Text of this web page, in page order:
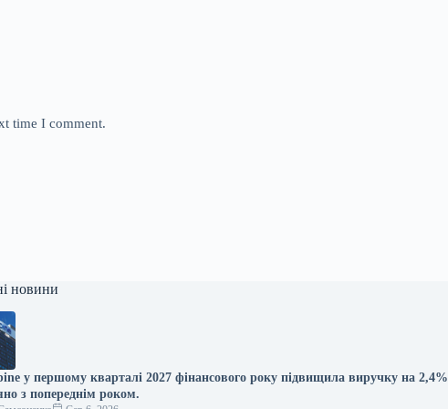
time I comment.
новини
у першому кварталі 2027 фінансового року підвищила виручку на 2,4%
з попереднім роком.